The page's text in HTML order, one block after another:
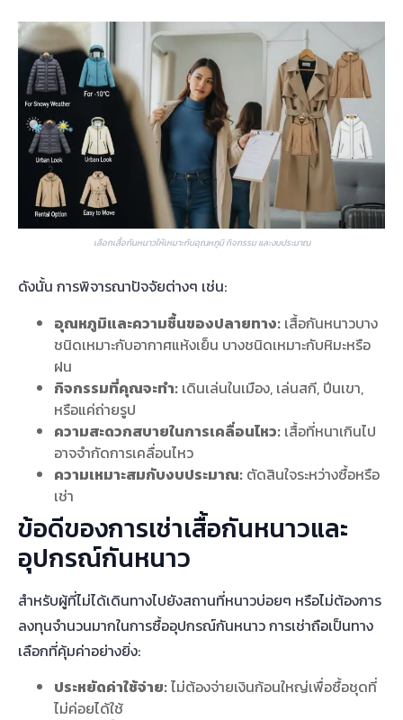
เลือกเสื้อกันหนาวให้เหมาะกับอุณหภูมิ กิจกรรม และงบประมาณ
ดังนั้น การพิจารณาปัจจัยต่างๆ เช่น:
อุณหภูมิและความชื้นของปลายทาง: เสื้อกันหนาวบาง
ชนิดเหมาะกับอากาศแห้งเย็น บางชนิดเหมาะกับหิมะหรือ
ฝน
กิจกรรมที่คุณจะทำ: เดินเล่นในเมือง, เล่นสกี, ปีนเขา,
หรือแค่ถ่ายรูป
ความสะดวกสบายในการเคลื่อนไหว: เสื้อที่หนาเกินไป
อาจจำกัดการเคลื่อนไหว
ความเหมาะสมกับงบประมาณ: ตัดสินใจระหว่างซื้อหรือ
เช่า
ข้อดีของการเช่าเสื้อกันหนาวและ
อุปกรณ์กันหนาว
สำหรับผู้ที่ไม่ได้เดินทางไปยังสถานที่หนาวบ่อยๆ หรือไม่ต้องการ
ลงทุนจำนวนมากในการซื้ออุปกรณ์กันหนาว การเช่าถือเป็นทาง
เลือกที่คุ้มค่าอย่างยิ่ง:
ประหยัดค่าใช้จ่าย:ไม่ต้องจ่ายเงินก้อนใหญ่เพื่อซื้อชุดที่
ไม่ค่อยได้ใช้